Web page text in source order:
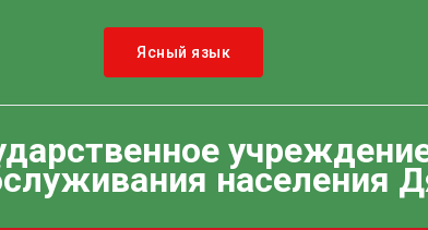
Ясный язык
населения